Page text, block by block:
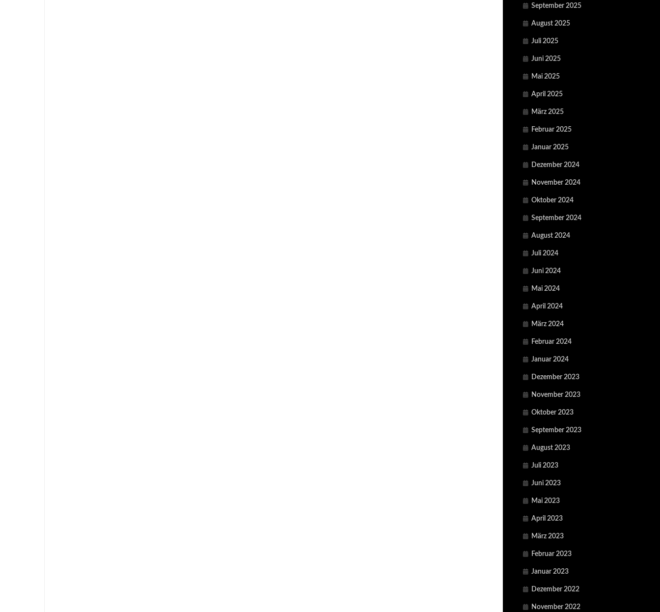
September 2025
August 2025
Juli 2025
Juni 2025
Mai 2025
April 2025
März 2025
Februar 2025
Januar 2025
Dezember 2024
November 2024
Oktober 2024
September 2024
August 2024
Juli 2024
Juni 2024
Mai 2024
April 2024
März 2024
Februar 2024
Januar 2024
Dezember 2023
November 2023
Oktober 2023
September 2023
August 2023
Juli 2023
Juni 2023
Mai 2023
April 2023
März 2023
Februar 2023
Januar 2023
Dezember 2022
November 2022